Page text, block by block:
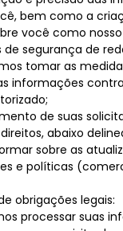
bem como a
você como
de segurança de
tomar as
informações
de suas
abaixo
sobre as
e políticas
obrigações legais:
processar suas